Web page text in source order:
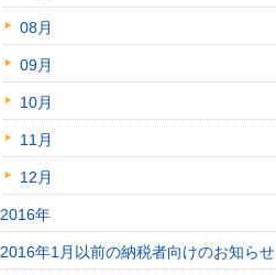
08月
09月
10月
11月
12月
2016年
2016年1月以前の納税者向けのお知らせ